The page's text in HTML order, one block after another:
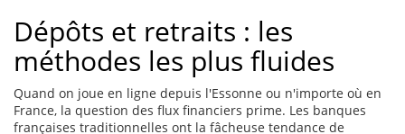
Dépôts et retraits : les
méthodes les plus fluides
Quand on joue en ligne depuis l'Essonne ou n'importe où en
France, la question des flux financiers prime. Les banques
françaises traditionnelles ont la fâcheuse tendance de